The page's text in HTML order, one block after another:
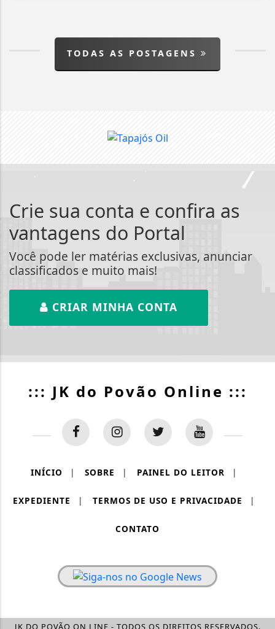
TODAS AS POSTAGENS
Crie sua conta e confira as
vantagens do Portal
Você pode ler matérias exclusivas, anunciar
classificados e muito mais!
CRIAR MINHA CONTA
::: JK do Povão Online :::
INÍCIO | SOBRE | PAINEL DO LEITOR |
EXPEDIENTE | TERMOS DE USO E PRIVACIDADE |
CONTATO
JK DO POVÃO ON LINE - TODOS OS DIREITOS RESERVADOS.